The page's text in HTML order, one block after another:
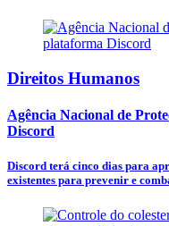
Direitos Humanos
Agência Nacional de
Discord
Discord terá cinco dias para
existentes para prevenir e